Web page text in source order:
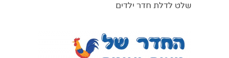
שלט לדלת חדר ילדים